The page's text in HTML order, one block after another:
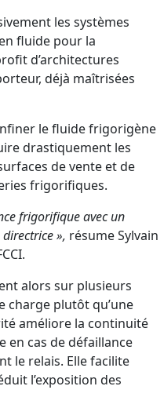
les systèmes
fluide pour la
d’architectures
déjà maîtrisées
le fluide frigorigène
drastiquement les
de vente et de
frigorifiques.
frigorifique avec un
», résume Sylvain
alors sur plusieurs
charge plutôt qu’une
améliore la continuité
en cas de défaillance
le relais. Elle facilite
l’exposition des